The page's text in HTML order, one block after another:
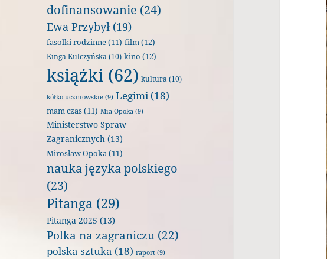
dofinansowanie (24)
Ewa Przybył (19)
fasolki rodzinne(11) film(12)
Kinga Kulczyńska (10) kino (12)
książki (62) kultura (10)
kółko uczniowskie (9) Legimi(18)
mam czas(11) Mia Opoka (9)
Ministerstwo Spraw
Zagranicznych (13)
Mirosław Opoka(11)
nauka języka polskiego
(23)
Pitanga (29)
Pitanga 2025 (13)
Polka na zagraniczu (22)
polska sztuka (18) raport (9)